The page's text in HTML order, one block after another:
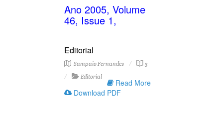
Ano 2005, Volume
46, Issue 1,
Editorial
Sampaio Fernandes
3
Editorial
Read More
Download PDF